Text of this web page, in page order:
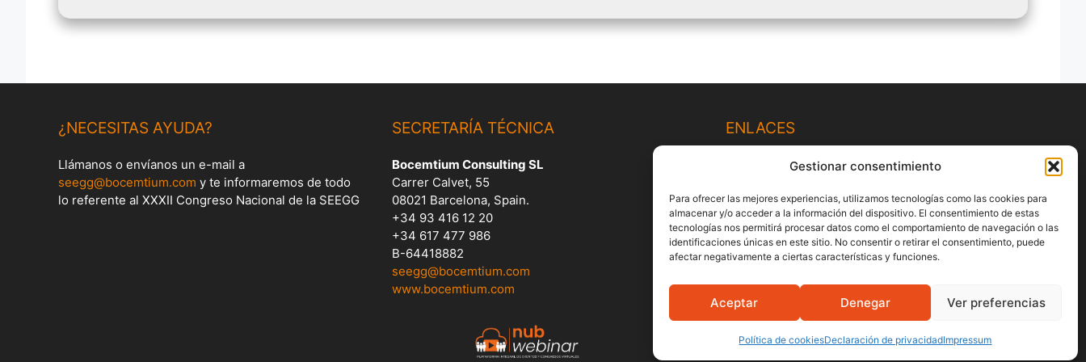
Gestionar consentimiento
Para ofrecer las mejores experiencias, utilizamos tecnologías como las cookies para
almacenar y/o acceder a la información del dispositivo. El consentimiento de estas
tecnologías nos permitirá procesar datos como el comportamiento de navegación o las
identificaciones únicas en este sitio. No consentir o retirar el consentimiento, puede
afectar negativamente a ciertas características y funciones.
Aceptar Denegar Ver preferencias
Política de cookiesDeclaración de privacidadImpressum
¿NECESITAS AYUDA?
Llámanos o envíanos un e-mail a
seegg@bocemtium.com y te informaremos de todo
lo referente al XXXII Congreso Nacional de la SEEGG
SECRETARÍA TÉCNICA
Bocemtium Consulting SL
Carrer Calvet, 55
08021 Barcelona, Spain.
+34 93 416 12 20
+34 617 477 986
B-64418882
seegg@bocemtium.com
www.bocemtium.com
ENLACES
Política de Privacidad
Política de Cookies
Pago con tarjeta de crédito/débito
Política de devolución y cancelación
Codigo de conducta